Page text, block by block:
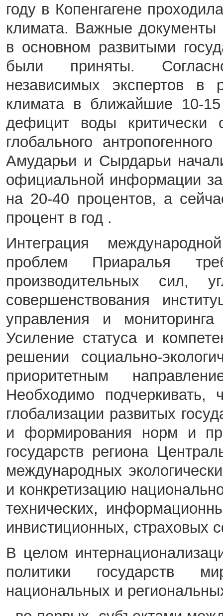
году в Копенгагене
климата. Важные
в основном развитыми
были приняты.
независимых экспертов в
климата в ближайшие 10-
дефицит воды критически
глобального
Амударьи и Сырдарьи
официальной информации
на 20-40 процентов, а
процент в год .
Интеграция
проблем Приаралья
производительных сил,
совершенствования
управления и мониторинга
Усиление статуса и
решении социально-
приоритетным
Необходимо
глобализации развитых
и формирования норм и
государств региона
международных
и конкретизацию
технических,
инвистиционных, страховых
В целом
политики государств
национальных и